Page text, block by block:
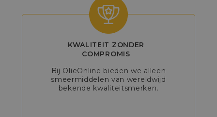
KWALITEIT ZONDER
COMPROMIS
Bij OlieOnline bieden we alleen
smeermiddelen van wereldwijd
bekende kwaliteitsmerken.